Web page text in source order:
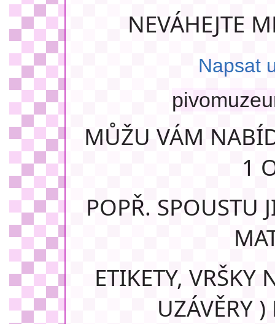
NEVÁHEJTE
Napsat
MŮŽU VÁM
1
POPŘ. SPOUSTU
ETIKETY,
UZÁVĚRY